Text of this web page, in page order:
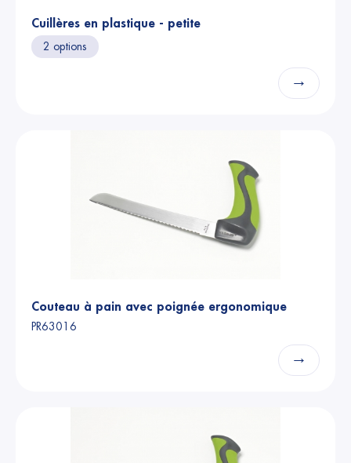
Cuillères en plastique - petite
2 options
→
Couteau à pain avec poignée ergonomique
PR63016
→